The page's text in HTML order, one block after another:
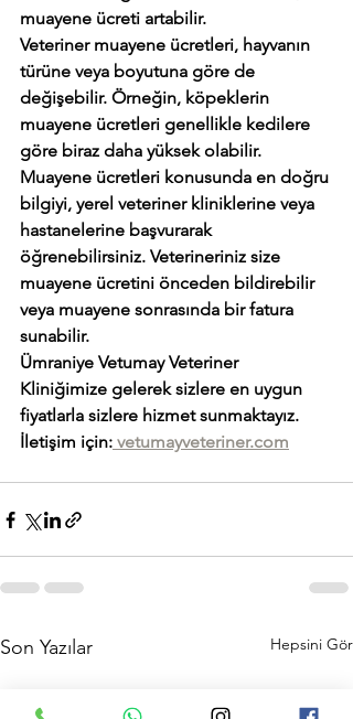
muayene ücreti artabilir.
Veteriner muayene ücretleri, hayvanın
türüne veya boyutuna göre de
değişebilir. Örneğin, köpeklerin
muayene ücretleri genellikle kedilere
göre biraz daha yüksek olabilir.
Muayene ücretleri konusunda en doğru
bilgiyi, yerel veteriner kliniklerine veya
hastanelerine başvurarak
öğrenebilirsiniz. Veterineriniz size
muayene ücretini önceden bildirebilir
veya muayene sonrasında bir fatura
sunabilir.
Ümraniye Vetumay Veteriner
Kliniğimize gelerek sizlere en uygun
fiyatlarla sizlere hizmet sunmaktayız.
İletişim için: vetumayveteriner.com
Son Yazılar Hepsini Gör